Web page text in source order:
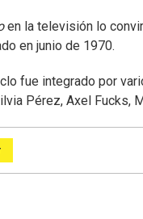
en la televisión lo
en junio de 1970.
fue integrado por
Pérez, Axel Fucks,